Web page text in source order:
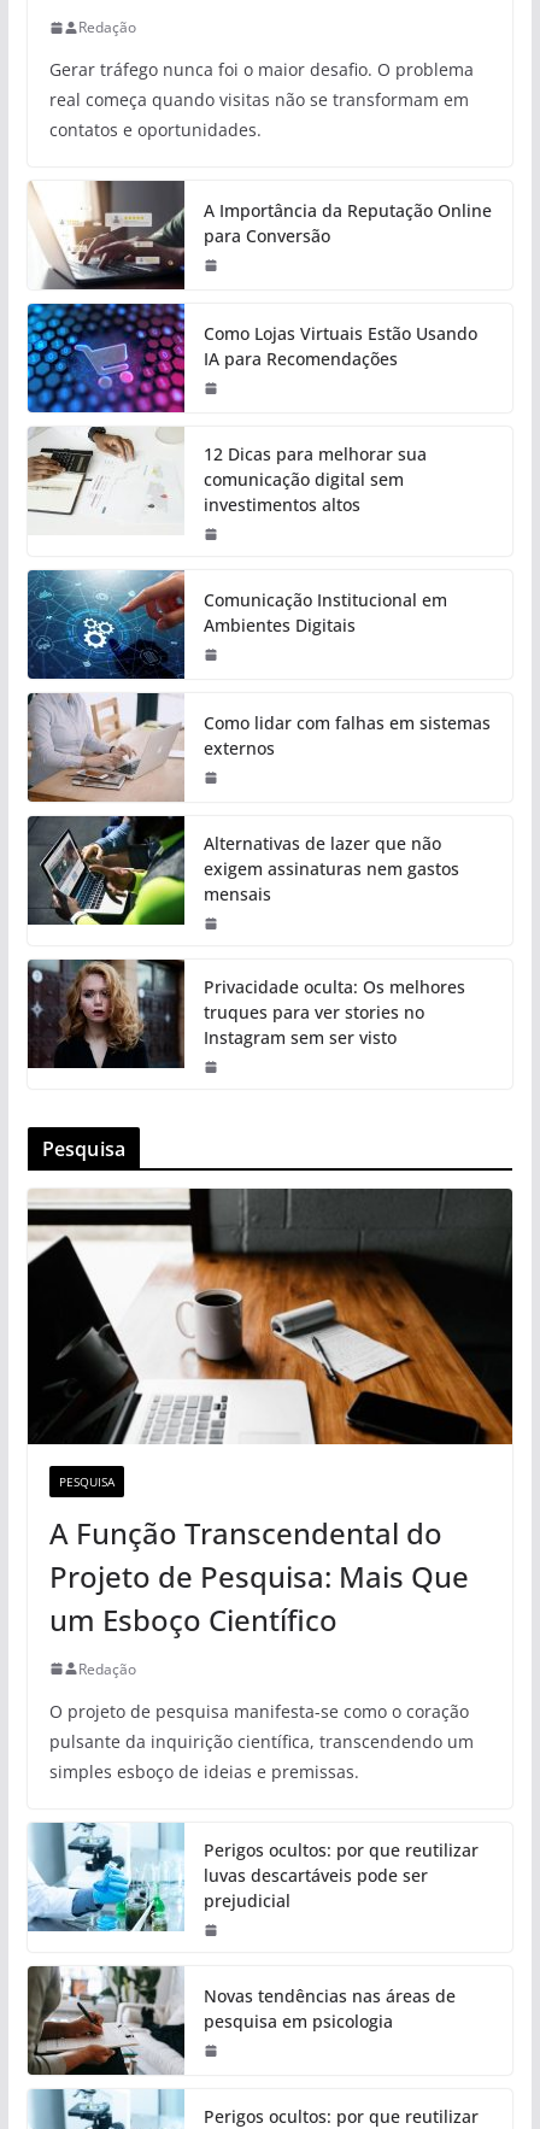
Redação
Gerar tráfego nunca foi o maior desafio. O problema
real começa quando visitas não se transformam em
contatos e oportunidades.
A Importância da Reputação Online
para Conversão
Como Lojas Virtuais Estão Usando
IA para Recomendações
12 Dicas para melhorar sua
comunicação digital sem
investimentos altos
Comunicação Institucional em
Ambientes Digitais
Como lidar com falhas em sistemas
externos
Alternativas de lazer que não
exigem assinaturas nem gastos
mensais
Privacidade oculta: Os melhores
truques para ver stories no
Instagram sem ser visto
Pesquisa
PESQUISA
A Função Transcendental do
Projeto de Pesquisa: Mais Que
um Esboço Científico
Redação
O projeto de pesquisa manifesta-se como o coração
pulsante da inquirição científica, transcendendo um
simples esboço de ideias e premissas.
Perigos ocultos: por que reutilizar
luvas descartáveis pode ser
prejudicial
Novas tendências nas áreas de
pesquisa em psicologia
Perigos ocultos: por que reutilizar